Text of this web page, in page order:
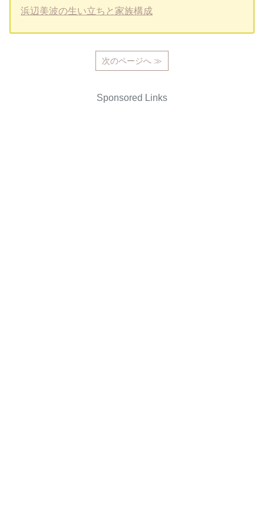
浜辺美波の生い立ちと家族構成
次のページへ ≫
Sponsored Links